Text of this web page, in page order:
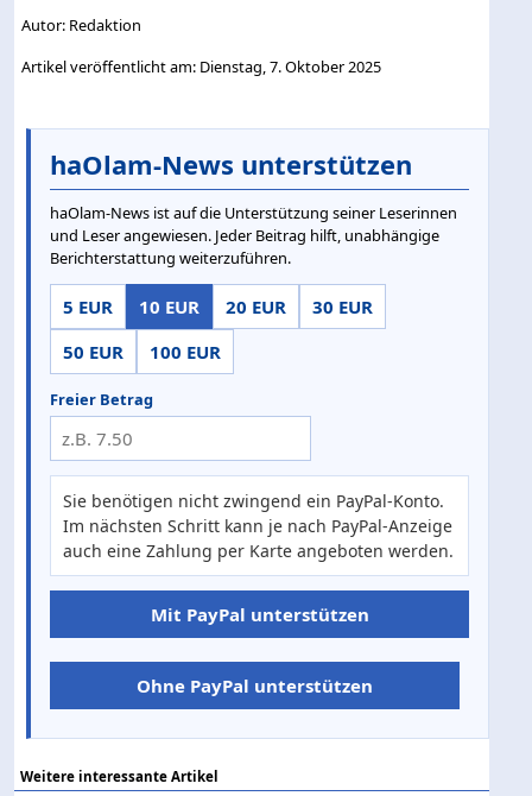
Autor: Redaktion
Artikel veröffentlicht am: Dienstag, 7. Oktober 2025
haOlam-News unterstützen
haOlam-News ist auf die Unterstützung seiner Leserinnen
und Leser angewiesen. Jeder Beitrag hilft, unabhängige
Berichterstattung weiterzuführen.
5 EUR 10 EUR 20 EUR
30 EUR
50 EUR
100 EUR
Freier Betrag
Sie benötigen nicht zwingend ein PayPal-Konto.
Im nächsten Schritt kann je nach PayPal-Anzeige
auch eine Zahlung per Karte angeboten werden.
Mit PayPal unterstützen
Ohne PayPal unterstützen
Weitere interessante Artikel